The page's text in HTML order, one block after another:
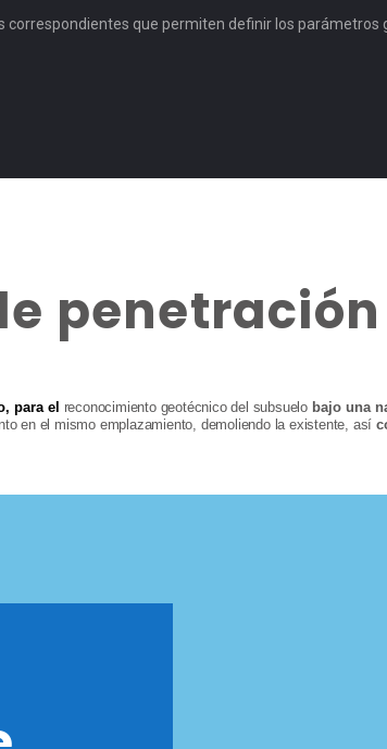
correspondientes que permiten definir los
para el reconocimiento geotécnico del subsuelo bajo una
en el mismo emplazamiento, demoliendo la existente, así